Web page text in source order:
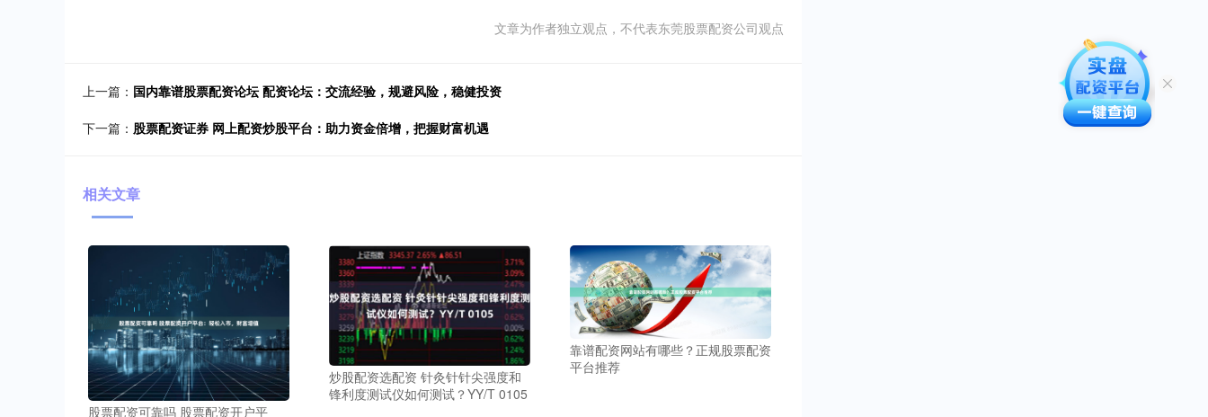
文章为作者独立观点，不代表东莞股票配资公司观点
上一篇： 国内靠谱股票配资论坛 配资论坛：交流经验，规避风险，稳健投资
下一篇： 股票配资证券 网上配资炒股平台：助力资金倍增，把握财富机遇
相关文章
股票配资可靠吗 股票配资开户平
炒股配资选配资 针灸针针尖强度和
锋利度测试仪如何测试？YY/T 0105
靠谱配资网站有哪些？正规股票配资
平台推荐